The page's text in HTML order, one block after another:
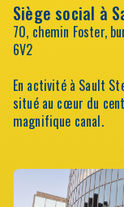
Siège social à
70, chemin Foster,
6V2
En activité à Sault
situé au cœur du
magnifique canal.